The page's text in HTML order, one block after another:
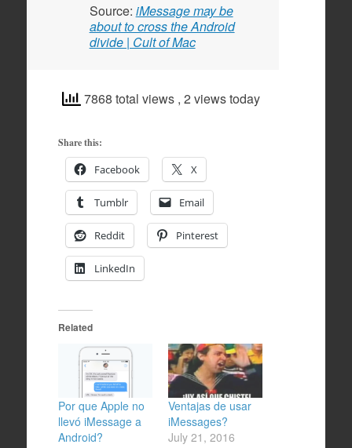
Source: iMessage may be
about to cross the Android
divide | Cult of Mac
7868 total views , 2 views today
Share this:
Facebook X
Tumblr Email
Reddit Pinterest
LinkedIn
Related
Por que Apple no
llevó iMessage a
Android?
Ventajas de usar
iMessages?
July 21, 2016